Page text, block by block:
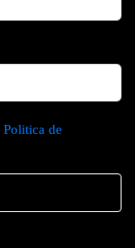
Politica de